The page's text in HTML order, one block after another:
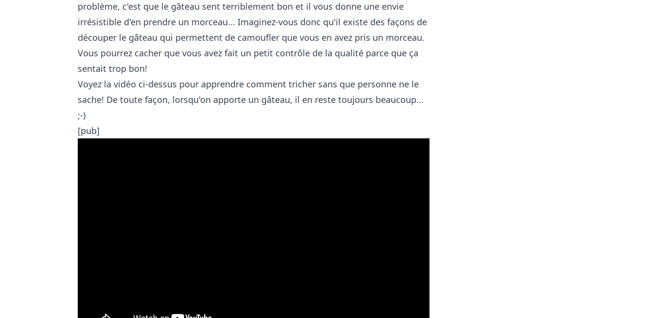
problème, c'est que le gâteau sent terriblement bon et il vous donne une envie
irrésistible d'en prendre un morceau... Imaginez-vous donc qu'il existe des façons de
découper le gâteau qui permettent de camoufler que vous en avez pris un morceau.
Vous pourrez cacher que vous avez fait un petit contrôle de la qualité parce que ça
sentait trop bon!
Voyez la vidéo ci-dessus pour apprendre comment tricher sans que personne ne le
sache! De toute façon, lorsqu'on apporte un gâteau, il en reste toujours beaucoup...
;-)
[pub]